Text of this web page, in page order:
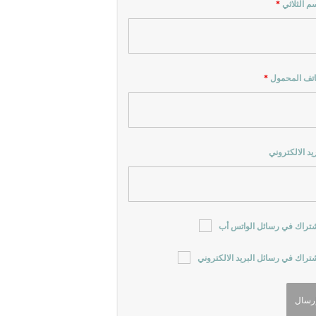
الثلاثي *
المحمول *
الالكتروني
في رسائل الواتس أب
في رسائل البريد الالكتروني